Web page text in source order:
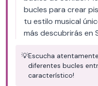
bucles para crear
tu estilo musical
más descubrirás en
💡Escucha
diferentes bucles
característico!